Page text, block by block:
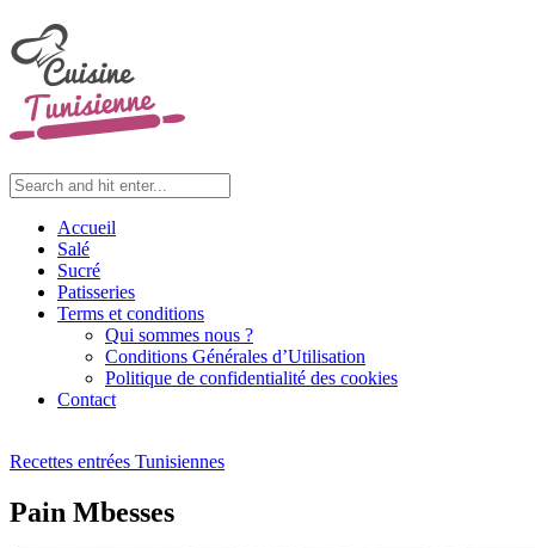
Accueil
Salé
Sucré
Patisseries
Terms et conditions
Qui sommes nous ?
Conditions Générales d’Utilisation
Politique de confidentialité des cookies
Contact
Recettes entrées Tunisiennes
Pain Mbesses